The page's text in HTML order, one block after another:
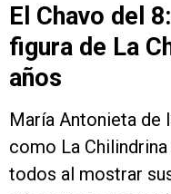
El Chavo del
figura de La
años
María Antonieta de
como La
todos al mostrar